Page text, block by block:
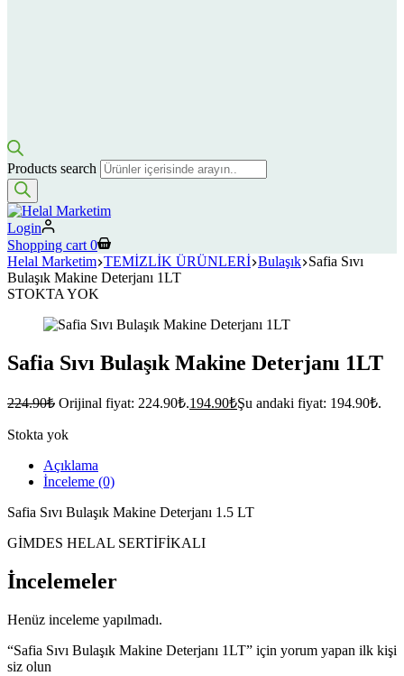
Products search
Login
Shopping cart 0
Helal Marketim TEMİZLİK ÜRÜNLERİ Bulaşık Safia Sıvı
Bulaşık Makine Deterjanı 1LT
STOKTA YOK
Safia Sıvı Bulaşık Makine Deterjanı 1LT
224.90₺ Orijinal fiyat: 224.90₺.194.90₺Şu andaki fiyat: 194.90₺.
Stokta yok
Açıklama
İnceleme (0)
Safia Sıvı Bulaşık Makine Deterjanı 1.5 LT
GİMDES HELAL SERTİFİKALI
İncelemeler
Henüz inceleme yapılmadı.
“Safia Sıvı Bulaşık Makine Deterjanı 1LT” için yorum yapan ilk kişi
siz olun